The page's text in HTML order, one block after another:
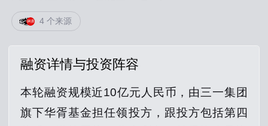
4 个来源
融资详情与投资阵容
本轮融资规模近10亿元人民币，由三一集团
旗下华胥基金担任领投方，跟投方包括第四